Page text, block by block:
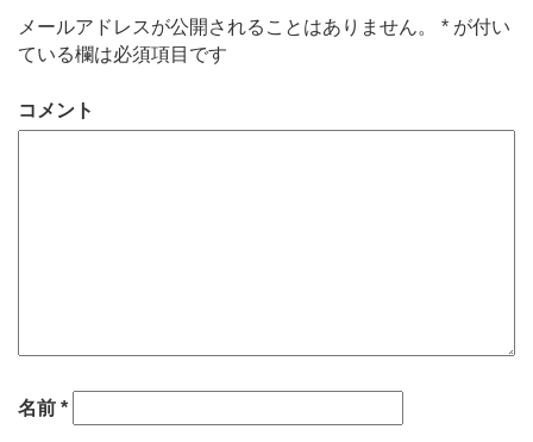
メールアドレスが公開されることはありません。 * が付い
ている欄は必須項目です
コメント
名前 *